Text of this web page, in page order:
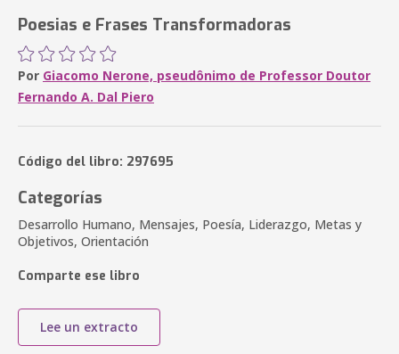
Poesias e Frases Transformadoras
Por Giacomo Nerone, pseudônimo de Professor Doutor
Fernando A. Dal Piero
Código del libro: 297695
Categorías
Desarrollo Humano, Mensajes, Poesía, Liderazgo, Metas y
Objetivos, Orientación
Comparte ese libro
Lee un extracto